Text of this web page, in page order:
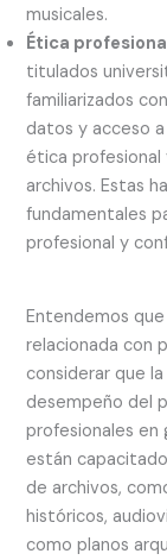
musicales.
Ética
titulados
familiarizados
datos y acceso
ética profesional
archivos. Estas
fundamentales
profesional y
Entendemos
relacionada con
considerar que
desempeño del
profesionales
están
de archivos,
históricos,
como planos